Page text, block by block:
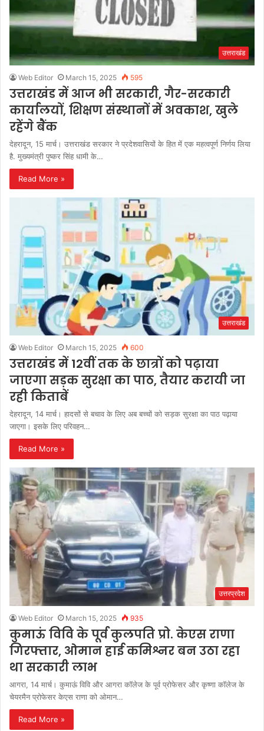
उत्तराखंड
Web Editor March 15, 2025 595
उत्तराखंड में आज भी सरकारी, गैर-सरकारी
कार्यालयों, शिक्षण संस्थानों में अवकाश, खुले
रहेंगे बैंक
देहरादून, 15 मार्च। उत्तराखंड सरकार ने प्रदेशवासियों के हित में एक महत्वपूर्ण निर्णय लिया
है. मुख्यमंत्री पुष्कर सिंह धामी के…
Read More »
उत्तराखंड
Web Editor March 15, 2025 600
उत्तराखंड में 12वीं तक के छात्रों को पढ़ाया
जाएगा सड़क सुरक्षा का पाठ, तैयार करायी जा
रही किताबें
देहरादून, 14 मार्च। हादसों से बचाव के लिए अब बच्चों को सड़क सुरक्षा का पाठ पढ़ाया
जाएगा। इसके लिए परिवहन…
Read More »
उत्तरप्रदेश
Web Editor March 15, 2025 935
कुमाऊं विवि के पूर्व कुलपति प्रो. केएस राणा
गिरफ्तार, ओमान हाई कमिश्नर बन उठा रहा
था सरकारी लाभ
आगरा, 14 मार्च। कुमाऊं विवि और आगरा कॉलेज के पूर्व प्रोफेसर और कृष्णा कॉलेज के
चेयरमैन प्रोफेसर केएस राणा को ओमान…
Read More »